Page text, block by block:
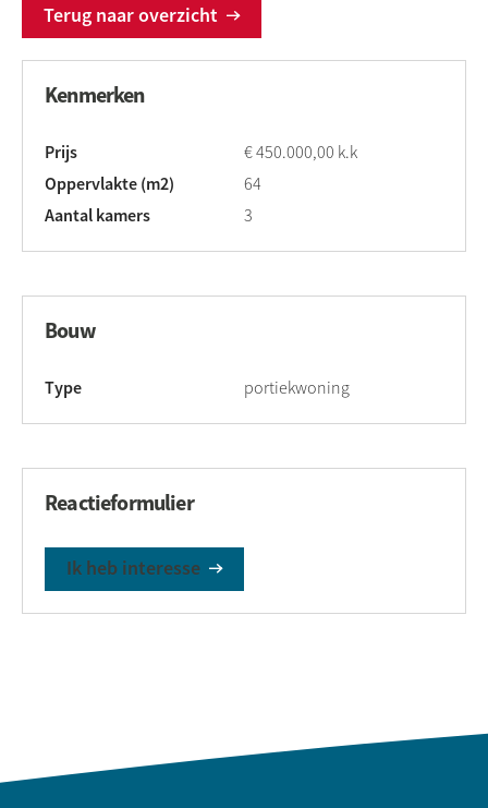
Terug naar overzicht
Kenmerken
Prijs € 450.000,00 k.k
Oppervlakte (m2) 64
Aantal kamers 3
Bouw
Type portiekwoning
Reactieformulier
Ik heb interesse